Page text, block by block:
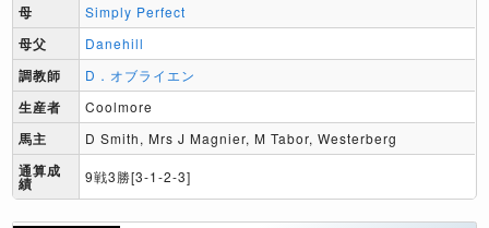
母 Simply Perfect
母父 Danehill
調教師 D．オブライエン
生産者 Coolmore
馬主 D Smith, Mrs J Magnier, M Tabor, Westerberg
通算成
績 9戦3勝[3-1-2-3]